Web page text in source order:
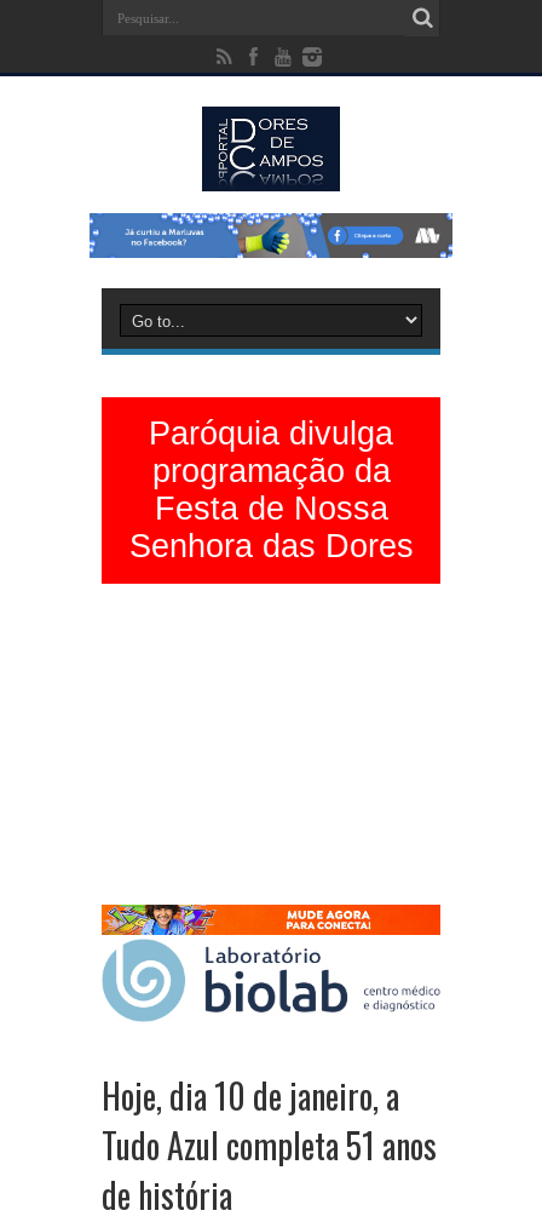
Paróquia divulga
programação da
Festa de Nossa
Senhora das Dores
Hoje, dia 10 de janeiro, a
Tudo Azul completa 51 anos
de história